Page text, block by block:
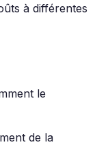
à différentes
le
de la